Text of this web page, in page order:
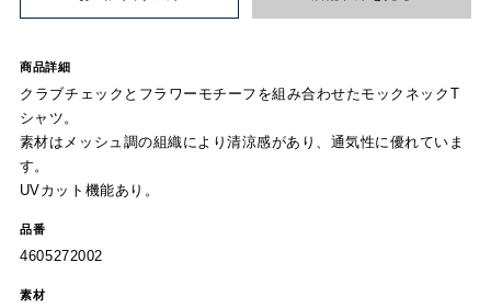
商品詳細
クラブチェックとフラワーモチーフを組み合わせたモックネックT
シャツ。
素材はメッシュ調の組織により清涼感があり、通気性に優れていま
す。
UVカット機能あり。
品番
4605272002
素材